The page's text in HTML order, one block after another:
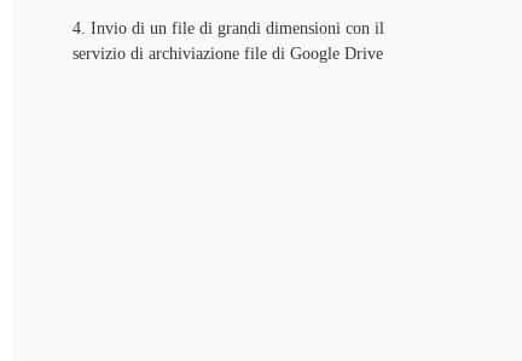
4. Invio di un file di grandi dimensioni con il
servizio di archiviazione file di Google Drive